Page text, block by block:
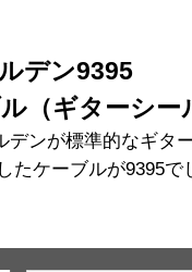
を除いたような
つるで取り回しが
の輪郭が太い、
デン9395
（ギターシー
デンが標準的なギタ
たケーブルが9395で